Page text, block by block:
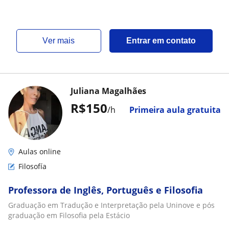
ver mais Entrar em contato
R$150/h Primeira aula gratuita
Juliana Magalhães
Aulas online
Filosofía
Professora de Inglês, Português e Filosofia
Graduação em Tradução e Interpretação pela Uninove e pós
graduação em Filosofia pela Estácio